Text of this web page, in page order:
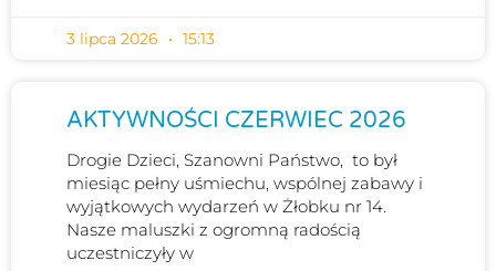
3 lipca 2026 15:13
AKTYWNOŚCI CZERWIEC 2026
Drogie Dzieci, Szanowni Państwo, to był
miesiąc pełny uśmiechu, wspólnej zabawy i
wyjątkowych wydarzeń w Żłobku nr 14.
Nasze maluszki z ogromną radością
uczestniczyły w